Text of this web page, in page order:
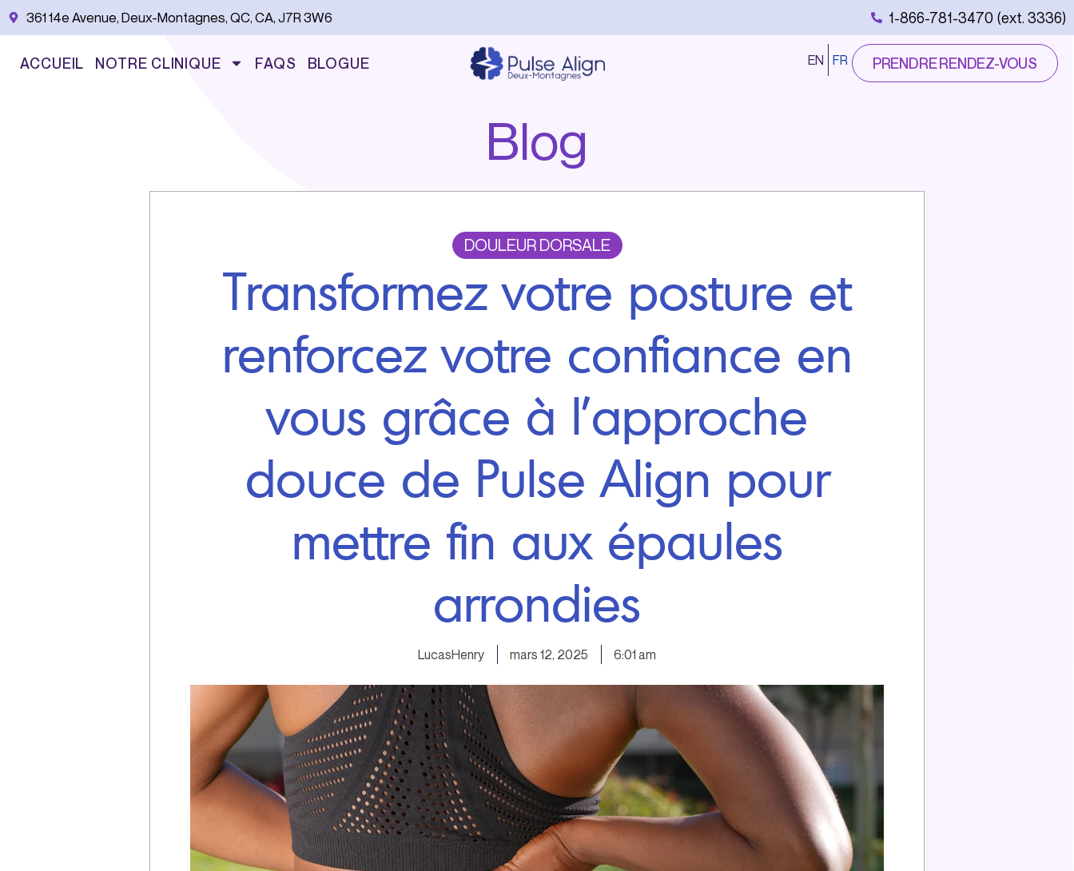
Aller 361 14e Avenue, Deux-Montagnes, QC, CA, J7R 3W6 1-866-781-3470 (ext. 3336)
ACCUEIL NOTRE CLINIQUE FAQS BLOGUE EN FR PRENDRE RENDEZ-VOUS
Blog
DOULEUR DORSALE
Transformez votre posture et
renforcez votre confiance en
vous grâce à l’approche
douce de Pulse Align pour
mettre fin aux épaules
arrondies
LucasHenry mars 12, 2025 6:01 am